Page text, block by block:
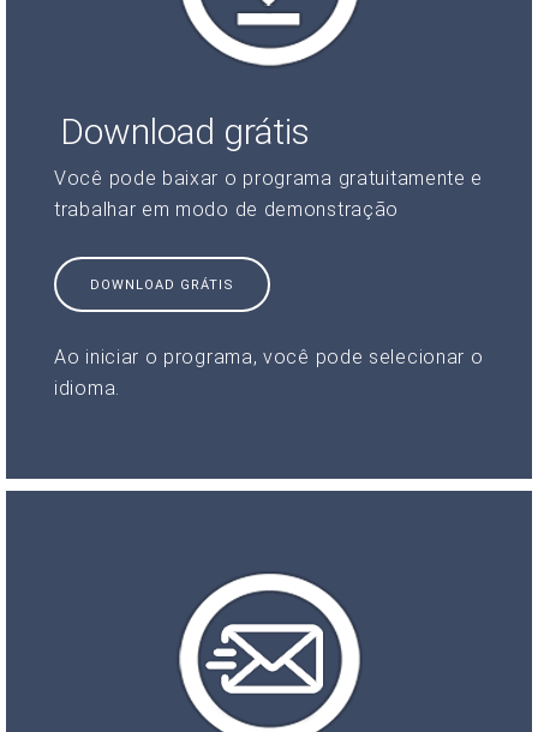
Download grátis
Você pode baixar o programa gratuitamente e
trabalhar em modo de demonstração
DOWNLOAD GRÁTIS
Ao iniciar o programa, você pode selecionar o
idioma.